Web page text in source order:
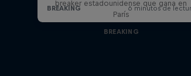
breaker estadounidense que gana en
París
BREAKING